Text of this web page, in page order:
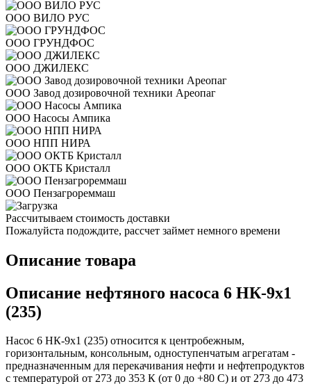
ООО ВИЛО РУС
ООО ГРУНДФОС
ООО ДЖИЛЕКС
ООО Завод дозировочной техники Ареопаг
ООО Насосы Ампика
ООО НПП НИРА
ООО ОКТБ Кристалл
ООО Пензагрореммаш
Рассчитываем стоимость доставки
Пожалуйста подождите, рассчет займет немного времени
Описание товара
Описание нефтяного насоса 6 НК-9х1
(235)
Насос 6 НК-9х1 (235) относится к центробежным,
горизонтальным, консольным, одноступенчатым агрегатам -
предназначенным для перекачивания нефти и нефтепродуктов
с температурой от 273 до 353 К (от 0 до +80 С) и от 273 до 473